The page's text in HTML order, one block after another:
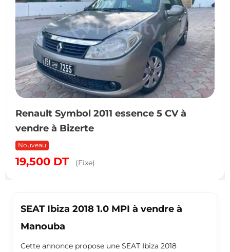
Renault Symbol 2011 essence 5 CV à
vendre à Bizerte
Nouveau
19,500 DT (Fixe)
SEAT Ibiza 2018 1.0 MPI à vendre à
Manouba
Cette annonce propose une SEAT Ibiza 2018